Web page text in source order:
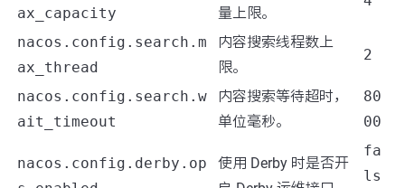
ax_capacity
量上限。
nacos.config.search.m
ax_thread
内容搜索线程数上
限。
2
nacos.config.search.w
ait_timeout
内容搜索等待超时，
单位毫秒。
80
00
nacos.config.derby.op
使用 Derby 时是否开
fa
ls